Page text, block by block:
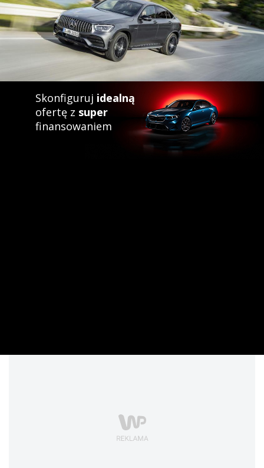
Skonfiguruj idealną
ofertę z super
finansowaniem